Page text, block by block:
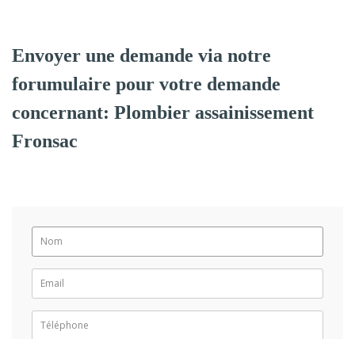
Envoyer une demande via notre
forumulaire pour votre demande
concernant: Plombier assainissement
Fronsac